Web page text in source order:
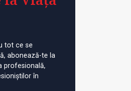
tot ce se
abonează-te la
profesională,
în